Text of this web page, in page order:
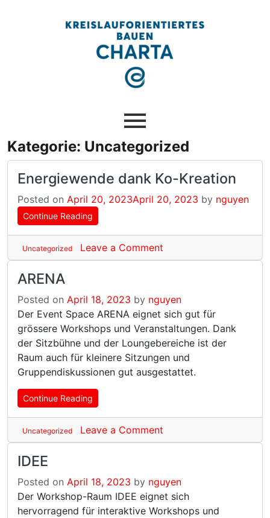
Kategorie: Uncategorized
Energiewende dank Ko-Kreation
Posted on April 20, 2023April 20, 2023 by nguyen
Continue Reading
Uncategorized Leave a Comment
ARENA
Posted on April 18, 2023 by nguyen
Der Event Space ARENA eignet sich gut für
grössere Workshops und Veranstaltungen. Dank
der Sitzbühne und der Loungebereiche ist der
Raum auch für kleinere Sitzungen und
Gruppendiskussionen gut ausgestattet.
Continue Reading
Uncategorized Leave a Comment
IDEE
Posted on April 18, 2023 by nguyen
Der Workshop-Raum IDEE eignet sich
hervorragend für interaktive Workshops und